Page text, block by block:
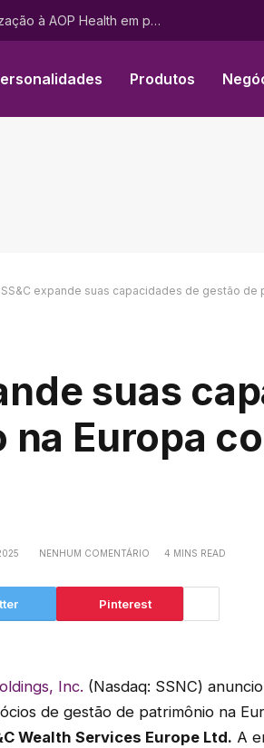
Tribunal Arbitral da CCI concede indenização à AOP Health em processo referente ao BESREMi®
Produtos
SS&C expande suas capacidades de gestão de
suas
Europa
NENHUM COMENTÁRIO 4 MINS READ
Pinterest
Inc. (Nasdaq: SSNC)
de gestão de patrimônio na
Wealth Services Europe Ltd. A